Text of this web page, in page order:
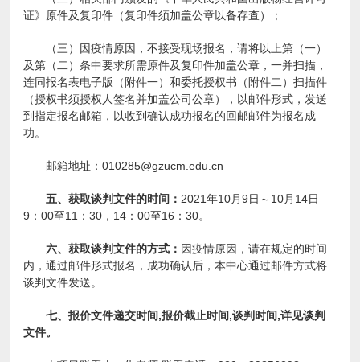
证》原件及复印件（复印件须加盖公章以备存查）；
（三）因疫情原因，不接受现场报名，请将以上第（一）
及第（二）条中要求所需原件及复印件加盖公章，一并扫描，
连同报名表电子版（附件一）和委托授权书（附件二）扫描件
（授权书须授权人签名并加盖公司公章），以邮件形式，发送
到指定报名邮箱，以收到确认成功报名的回邮邮件为报名成
功。
邮箱地址：010285@gzucm.edu.cn
五、获取谈判文件的时间： 2021年10月9日～10月14日
9：00至11：30，14：00至16：30。
六、获取谈判文件的方式： 因疫情原因，请在规定的时间
内，通过邮件形式报名，成功确认后，本中心通过邮件方式将
谈判文件发送。
七、报价文件递交时间,报价截止时间,谈判时间,详见谈判
文件。